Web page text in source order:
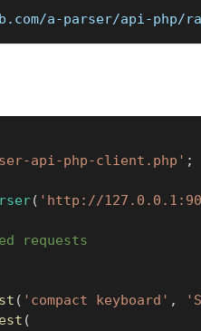
a-parser/api-php/
api-php-client.php' ;
( 'http://
requests
( 'compact keyboard' ,
(